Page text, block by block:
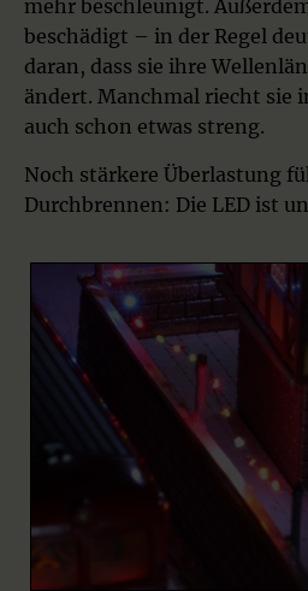
mehr beschleunigt.
beschädigt – in der Regel
daran, dass sie ihre
ändert. Manchmal riecht sie
auch schon etwas streng.
Noch stärkere Überlastung
Durchbrennen: Die LED ist